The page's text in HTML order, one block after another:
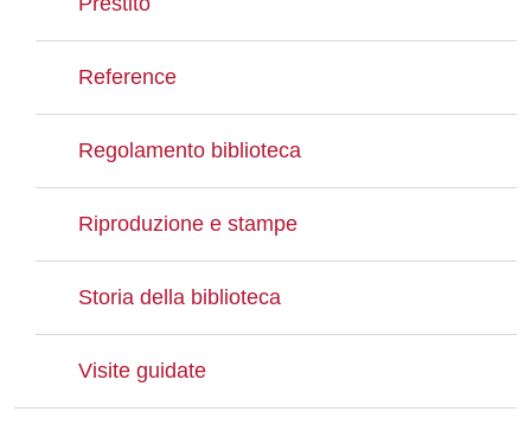
Reference
Regolamento biblioteca
Riproduzione e stampe
Storia della biblioteca
Visite guidate